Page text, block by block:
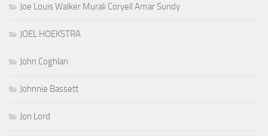
Joe Louis Walker Murali Coryell Amar Sundy
JOEL HOEKSTRA
John Coghlan
Johnnie Bassett
Jon Lord